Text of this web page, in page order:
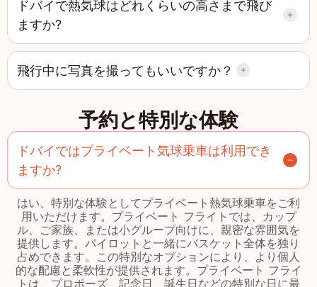
ドバイで熱気球はどれくらいの高さまで飛び
ますか?
飛行中に写真を撮ってもいいですか？
予約と特別な体験
ドバイではプライベート気球乗車は利用でき
ますか?
はい、特別な体験としてプライベート熱気球乗車をご利
用いただけます。プライベート フライトでは、カップ
ル、ご家族、または小グループ向けに、親密な雰囲気を
提供します。パイロットと一緒にバスケット全体を独り
占めできます。この特別なオプションにより、より個人
的な配慮と柔軟性が提供されます。プライベート フライ
トは、プロポーズ、記念日、誕生日などの特別な日に最